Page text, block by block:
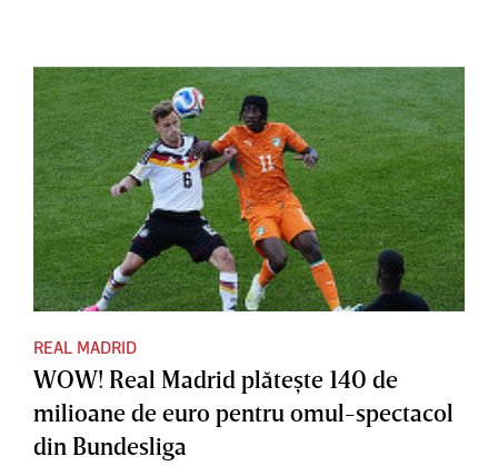
REAL MADRID
WOW! Real Madrid plăteşte 140 de
milioane de euro pentru omul-spectacol
din Bundesliga